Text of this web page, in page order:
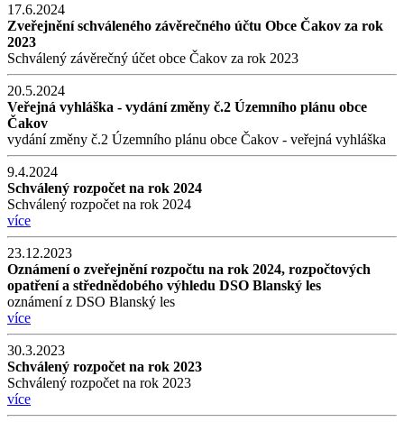
17.6.2024
Zveřejnění schváleného závěrečného účtu Obce Čakov za rok
2023
Schválený závěrečný účet obce Čakov za rok 2023
20.5.2024
Veřejná vyhláška - vydání změny č.2 Územního plánu obce
Čakov
vydání změny č.2 Územního plánu obce Čakov - veřejná vyhláška
9.4.2024
Schválený rozpočet na rok 2024
Schválený rozpočet na rok 2024
více
23.12.2023
Oznámení o zveřejnění rozpočtu na rok 2024, rozpočtových
opatření a střednědobého výhledu DSO Blanský les
oznámení z DSO Blanský les
více
30.3.2023
Schválený rozpočet na rok 2023
Schválený rozpočet na rok 2023
více